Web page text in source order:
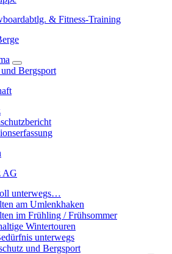
& Fitness-Training
Bergsport
AG
unterwegs…
am Umlenkhaken
im Frühling / Frühsommer
Wintertouren
unterwegs
und Bergsport